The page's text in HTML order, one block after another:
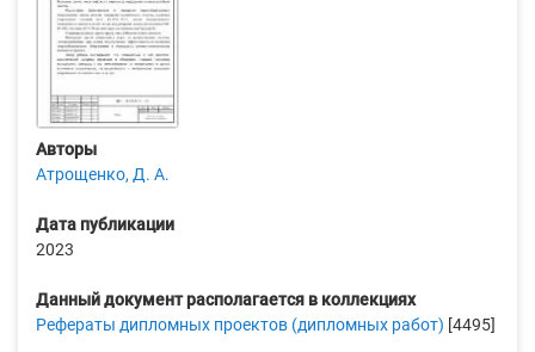
Авторы
Атрощенко, Д. А.
Дата публикации
2023
Данный документ располагается в коллекциях
Рефераты дипломных проектов (дипломных работ) [4495]